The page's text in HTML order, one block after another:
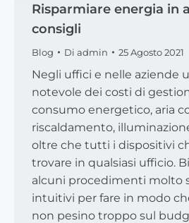
Risparmiare energia in
consigli
Blog Di admin 25 Agosto 2021
Negli uffici e nelle aziende
notevole dei costi di
consumo energetico, aria
riscaldamento,
oltre che tutti i dispositivi
trovare in qualsiasi ufficio.
alcuni procedimenti molto
intuitivi per fare in modo
non pesino troppo sul